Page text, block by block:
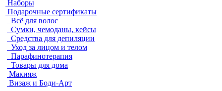
Наборы
Подарочные сертификаты
Всё для волос
Сумки, чемоданы, кейсы
Средства для депиляции
Уход за лицом и телом
Парафинотерапия
Товары для дома
Макияж
Визаж и Боди-Арт